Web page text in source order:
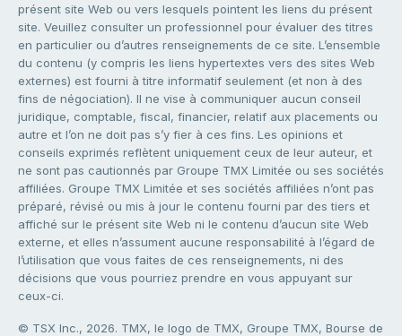
présent site Web ou vers lesquels pointent les liens du présent
site. Veuillez consulter un professionnel pour évaluer des titres
en particulier ou d’autres renseignements de ce site. L’ensemble
du contenu (y compris les liens hypertextes vers des sites Web
externes) est fourni à titre informatif seulement (et non à des
fins de négociation). Il ne vise à communiquer aucun conseil
juridique, comptable, fiscal, financier, relatif aux placements ou
autre et l’on ne doit pas s’y fier à ces fins. Les opinions et
conseils exprimés reflètent uniquement ceux de leur auteur, et
ne sont pas cautionnés par Groupe TMX Limitée ou ses sociétés
affiliées. Groupe TMX Limitée et ses sociétés affiliées n’ont pas
préparé, révisé ou mis à jour le contenu fourni par des tiers et
affiché sur le présent site Web ni le contenu d’aucun site Web
externe, et elles n’assument aucune responsabilité à l’égard de
l’utilisation que vous faites de ces renseignements, ni des
décisions que vous pourriez prendre en vous appuyant sur
ceux-ci.
© TSX Inc., 2026. TMX, le logo de TMX, Groupe TMX, Bourse de